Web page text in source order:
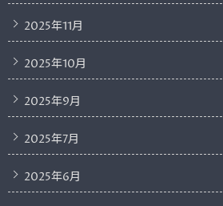
2025年11月
2025年10月
2025年9月
2025年7月
2025年6月